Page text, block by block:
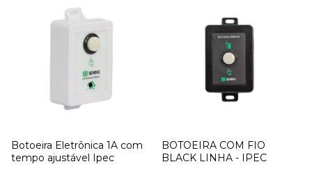
Botoeira Eletrônica 1A com
tempo ajustável Ipec
BOTOEIRA COM FIO
BLACK LINHA - IPEC